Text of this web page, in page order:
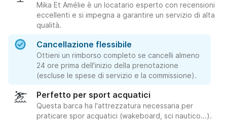
Mika Et Amélie è un locatario esperto con recensioni
eccellenti e si impegna a garantire un servizio di alta
qualità.
Cancellazione flessibile
Ottieni un rimborso completo se cancelli almeno
24 ore prima dell'inizio della prenotazione
(escluse le spese di servizio e la commissione).
Perfetto per sport acquatici
Questa barca ha l'attrezzatura necessaria per
praticare spor acquatici (wakeboard, sci nautico...).